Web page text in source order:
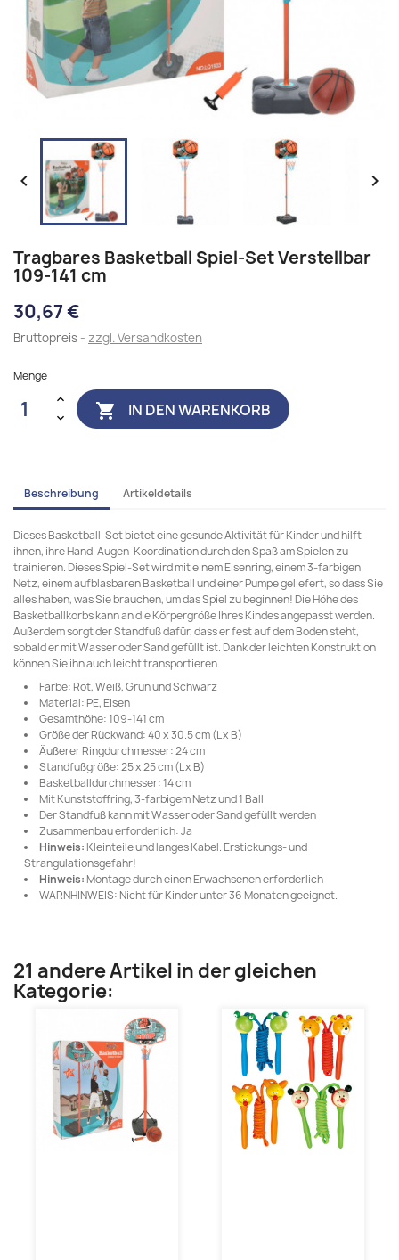
 
Tragbares Basketball Spiel-Set Verstellbar
109-141 cm
30,67 €
Bruttopreis zzgl. Versandkosten
Menge
 IN DEN WARENKORB
Beschreibung Artikeldetails
Dieses Basketball-Set bietet eine gesunde Aktivität für Kinder und hilft
ihnen, ihre Hand-Augen-Koordination durch den Spaß am Spielen zu
trainieren. Dieses Spiel-Set wird mit einem Eisenring, einem 3-farbigen
Netz, einem aufblasbaren Basketball und einer Pumpe geliefert, so dass Sie
alles haben, was Sie brauchen, um das Spiel zu beginnen! Die Höhe des
Basketballkorbs kann an die Körpergröße Ihres Kindes angepasst werden.
Außerdem sorgt der Standfuß dafür, dass er fest auf dem Boden steht,
sobald er mit Wasser oder Sand gefüllt ist. Dank der leichten Konstruktion
können Sie ihn auch leicht transportieren.
Farbe: Rot, Weiß, Grün und Schwarz
Material: PE, Eisen
Gesamthöhe: 109-141 cm
Größe der Rückwand: 40 x 30.5 cm (L x B)
Äußerer Ringdurchmesser: 24 cm
Standfußgröße: 25 x 25 cm (L x B)
Basketballdurchmesser: 14 cm
Mit Kunststoffring, 3-farbigem Netz und 1 Ball
Der Standfuß kann mit Wasser oder Sand gefüllt werden
Zusammenbau erforderlich: Ja
Hinweis: Kleinteile und langes Kabel. Erstickungs- und
Strangulationsgefahr!
Hinweis: Montage durch einen Erwachsenen erforderlich
WARNHINWEIS: Nicht für Kinder unter 36 Monaten geeignet.
21 andere Artikel in der gleichen
Kategorie: